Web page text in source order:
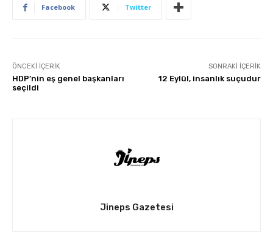
Facebook Twitter
ÖNCEKI İÇERIK
HDP’nin eş genel başkanları
seçildi
SONRAKI İÇERIK
12 Eylül, insanlık suçudur
Jineps Gazetesi